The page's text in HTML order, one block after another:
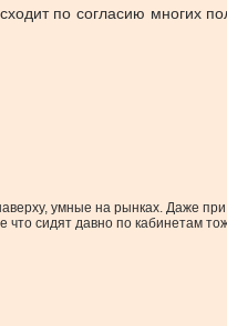
по согласию многих
умные на рынках. Даже
сидят давно по кабинетам